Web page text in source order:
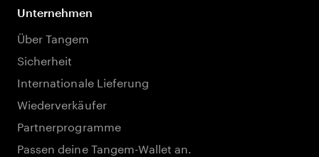
Unternehmen
Über Tangem
Sicherheit
Internationale Lieferung
Wiederverkäufer
Partnerprogramme
Passen deine Tangem-Wallet an.